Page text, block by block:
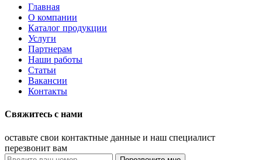
Главная
О компании
Каталог продукции
Услуги
Партнерам
Наши работы
Статьи
Вакансии
Контакты
Свяжитесь с нами
оставьте свои контактные данные и наш специалист
перезвонит вам